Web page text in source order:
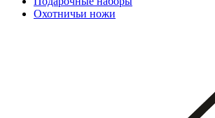
Охотничьи ножи